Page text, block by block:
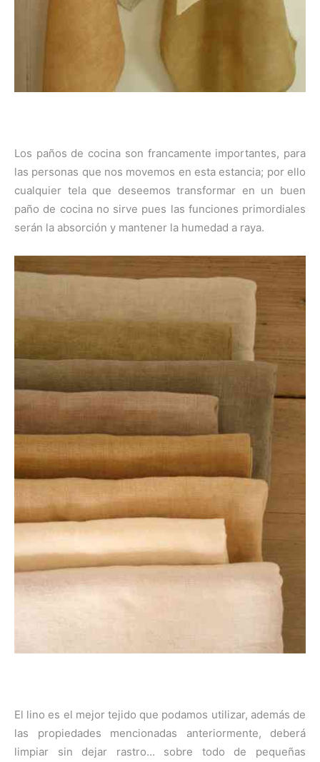
Los paños de cocina son francamente importantes, para
las personas que nos movemos en esta estancia; por ello
cualquier tela que deseemos transformar en un buen
paño de cocina no sirve pues las funciones primordiales
serán la absorción y mantener la humedad a raya.
El lino es el mejor tejido que podamos utilizar, además de
las propiedades mencionadas anteriormente, deberá
limpiar sin dejar rastro… sobre todo de pequeñas